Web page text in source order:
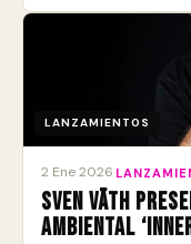
LANZAMIENTOS
2 Ene 2026
Sven Väth
ambiental